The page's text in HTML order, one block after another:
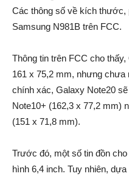
Các thông số về kích
Samsung N981B trên FCC.
Thông tin trên FCC cho
161 x 75,2 mm, nhưng chưa
chính xác, Galaxy Note20
Note10+ (162,3 x 77,2 mm)
(151 x 71,8 mm).
Trước đó, một số tin đồn
hình 6,4 inch. Tuy nhiên,